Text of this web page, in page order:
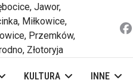
Jawor,
Miłkowice,
Przemków,
Złotoryja
KULTURA INNE